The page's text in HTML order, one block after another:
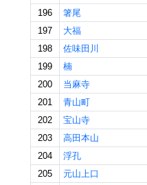
196 箸尾
197
大福
198
佐味田川
199
楠
200
当麻寺
201
青山町
202
宝山寺
203
高田本山
204
浮孔
205
元山上口